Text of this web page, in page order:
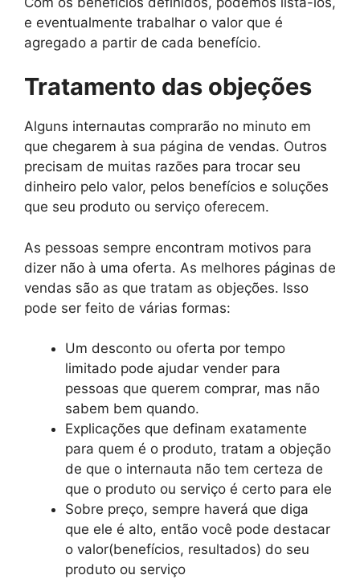
e eventualmente trabalhar o valor que é
agregado a partir de cada benefício.
Tratamento das objeções
Alguns internautas comprarão no minuto em
que chegarem à sua página de vendas. Outros
precisam de muitas razões para trocar seu
dinheiro pelo valor, pelos benefícios e soluções
que seu produto ou serviço oferecem.
As pessoas sempre encontram motivos para
dizer não à uma oferta. As melhores páginas de
vendas são as que tratam as objeções. Isso
pode ser feito de várias formas:
Um desconto ou oferta por tempo
limitado pode ajudar vender para
pessoas que querem comprar, mas não
sabem bem quando.
Explicações que definam exatamente
para quem é o produto, tratam a objeção
de que o internauta não tem certeza de
que o produto ou serviço é certo para ele
Sobre preço, sempre haverá que diga
que ele é alto, então você pode destacar
o valor(benefícios, resultados) do seu
produto ou serviço